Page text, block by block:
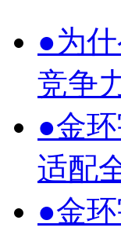
●为
竞争
●金
适配
●金